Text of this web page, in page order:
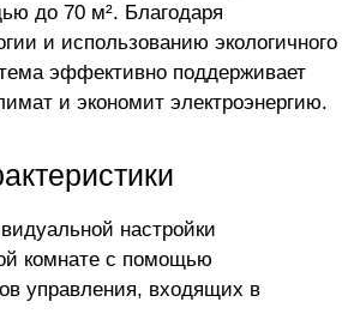
до 70 м². Благодаря
и использованию экологичного
эффективно поддерживает
и экономит электроэнергию.
настройки
комнате с помощью
управления, входящих в